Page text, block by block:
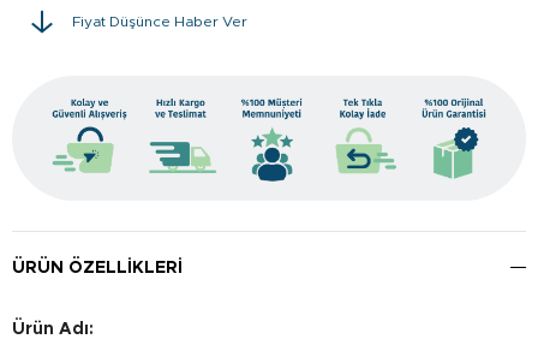
Fiyat Düşünce Haber Ver
ÜRÜN ÖZELLIKLERI
Ürün Adı: